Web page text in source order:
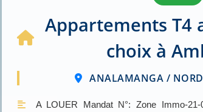
Appartements T4
choix à
ANALAMANGA /
A LOUER Mandat N°: Zone Immo-